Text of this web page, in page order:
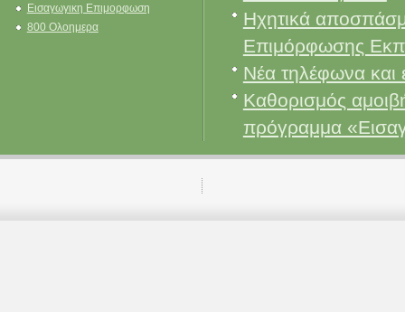
Εισαγωγικη Επιμορφωση
800 Ολοημερα
Ηχητικά
Επιμόρφωσης
Νέα τηλέφωνα και
Καθορισμός
πρόγραμμα